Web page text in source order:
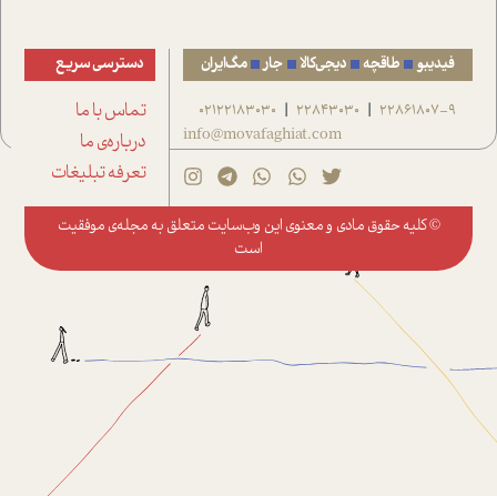
فیدیبو طاقچه دیجی‌کالا جار مگ‌ایران
22861807-9
|
22843030
|
02122183030
info@movafaghiat.com
دسترسی سریع
تماس با ما
درباره‌ی ما
تعرفه تبلیغات
© کلیه حقوق مادی و معنوی این وب‌سایت متعلق به مجله‌ی موفقیت
است